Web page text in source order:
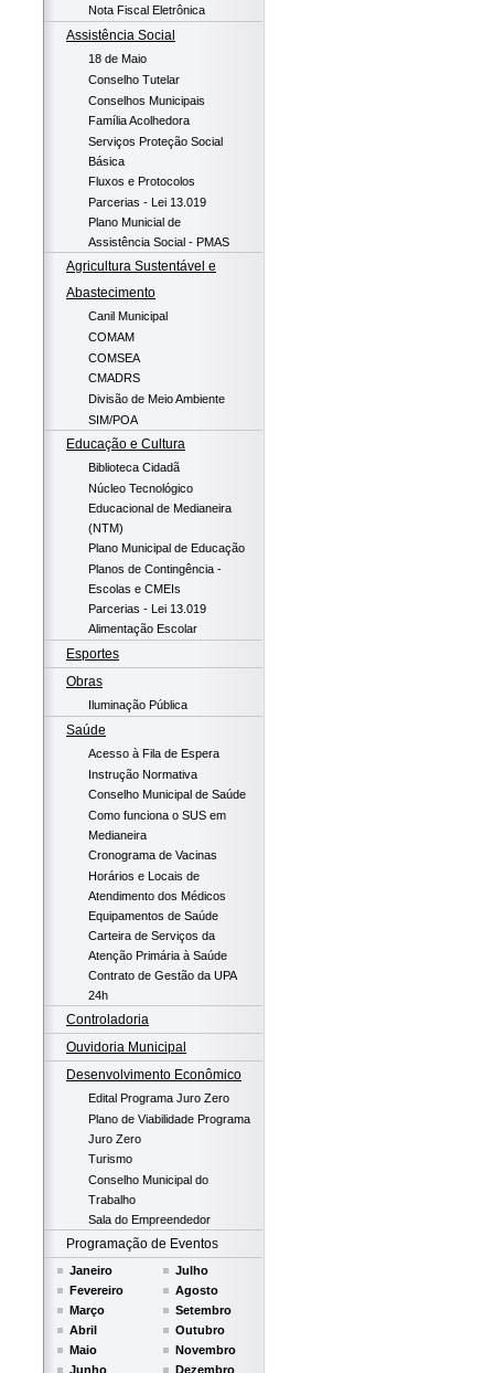
Nota Fiscal Eletrônica
Assistência Social
18 de Maio
Conselho Tutelar
Conselhos Municipais
Família Acolhedora
Serviços Proteção Social
Básica
Fluxos e Protocolos
Parcerias - Lei 13.019
Plano Municial de
Assistência Social - PMAS
Agricultura Sustentável e
Abastecimento
Canil Municipal
COMAM
COMSEA
CMADRS
Divisão de Meio Ambiente
SIM/POA
Educação e Cultura
Biblioteca Cidadã
Núcleo Tecnológico
Educacional de Medianeira
(NTM)
Plano Municipal de Educação
Planos de Contingência -
Escolas e CMEIs
Parcerias - Lei 13.019
Alimentação Escolar
Esportes
Obras
Iluminação Pública
Saúde
Acesso à Fila de Espera
Instrução Normativa
Conselho Municipal de Saúde
Como funciona o SUS em
Medianeira
Cronograma de Vacinas
Horários e Locais de
Atendimento dos Médicos
Equipamentos de Saúde
Carteira de Serviços da
Atenção Primária à Saúde
Contrato de Gestão da UPA
24h
Controladoria
Ouvidoria Municipal
Desenvolvimento Econômico
Edital Programa Juro Zero
Plano de Viabilidade Programa
Juro Zero
Turismo
Conselho Municipal do
Trabalho
Sala do Empreendedor
Programação de Eventos
Janeiro
Fevereiro
Março
Abril
Maio
Junho
Julho
Agosto
Setembro
Outubro
Novembro
Dezembro